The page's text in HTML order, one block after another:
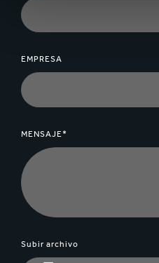
EMPRESA
MENSAJE*
Subir archivo